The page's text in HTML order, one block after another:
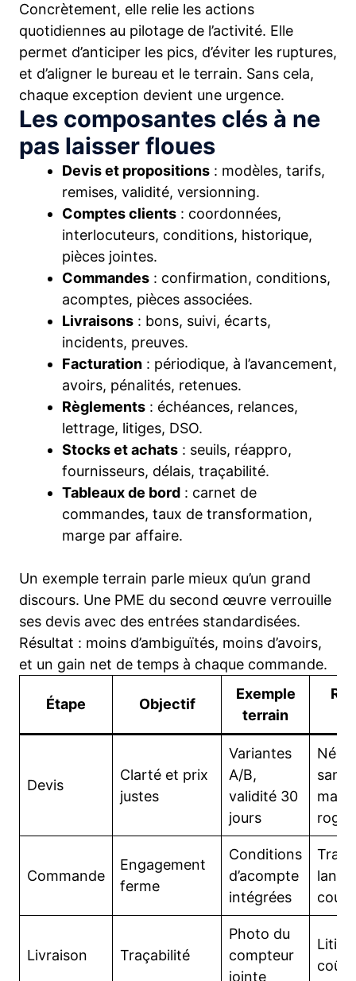
Concrètement, elle relie les actions
quotidiennes au pilotage de l’activité. Elle
permet d’anticiper les pics, d’éviter les ruptures,
et d’aligner le bureau et le terrain. Sans cela,
chaque exception devient une urgence.
Les composantes clés à ne
pas laisser floues
Devis et propositions : modèles, tarifs,
remises, validité, versionning.
Comptes clients : coordonnées,
interlocuteurs, conditions, historique,
pièces jointes.
Commandes : confirmation, conditions,
acomptes, pièces associées.
Livraisons : bons, suivi, écarts,
incidents, preuves.
Facturation : périodique, à l’avancement,
avoirs, pénalités, retenues.
Règlements : échéances, relances,
lettrage, litiges, DSO.
Stocks et achats : seuils, réappro,
fournisseurs, délais, traçabilité.
Tableaux de bord : carnet de
commandes, taux de transformation,
marge par affaire.
Un exemple terrain parle mieux qu’un grand
discours. Une PME du second œuvre verrouille
ses devis avec des entrées standardisées.
Résultat : moins d’ambiguïtés, moins d’avoirs,
et un gain net de temps à chaque commande.
Étape Objectif
Exemple
terrain
Devis
Clarté et prix
justes
Variantes
A/B,
validité 30
jours
sans
Commande
Engagement
ferme
Conditions
d’acompte
intégrées
Livraison Traçabilité
Photo du
compteur
jointe